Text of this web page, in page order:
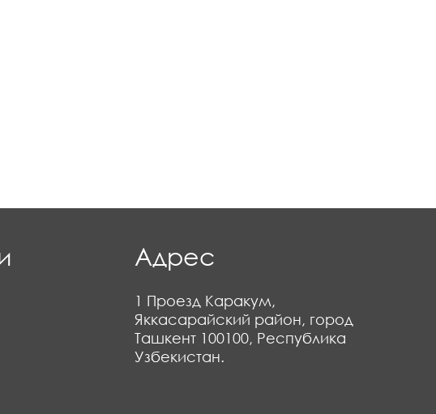
Адрес
1 Проезд Каракум,
Яккасарайский район, город
Ташкент 100100, Республика
Узбекистан.